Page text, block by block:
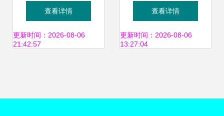
F2C模式的魔力与
销售代理的新机遇
查看详情
更新时间：2026-08-06
21:42:57
品牌联盟开仓放价
厂价直销，买家装
查看详情
更新时间：2026-08-06
13:27:04